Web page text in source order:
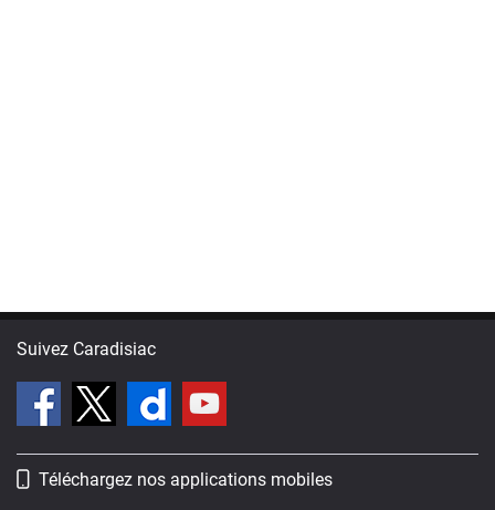
Suivez Caradisiac
Téléchargez nos applications mobiles